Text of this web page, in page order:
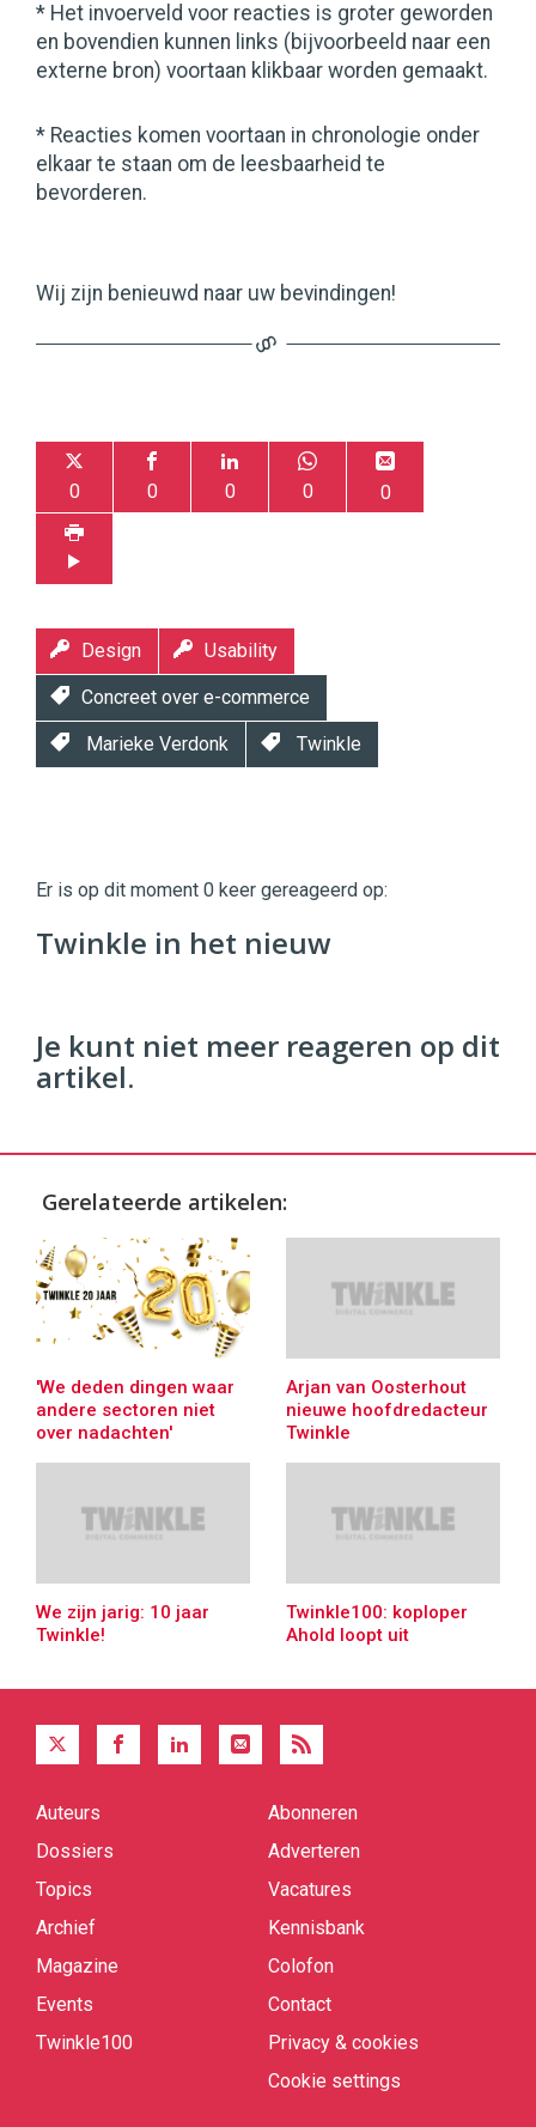
* Het invoerveld voor reacties is groter geworden
en bovendien kunnen links (bijvoorbeeld naar een
externe bron) voortaan klikbaar worden gemaakt.
* Reacties komen voortaan in chronologie onder
elkaar te staan om de leesbaarheid te
bevorderen.
Wij zijn benieuwd naar uw bevindingen!
0 0 0 0 0
Design Usability
Concreet over e-commerce
Marieke Verdonk Twinkle
|
Digital
Commercehttps://twinklemagazine.nl
Er is op dit moment 0 keer gereageerd op:
Twinkle in het nieuw
Je kunt niet meer reageren op dit
artikel.
Gerelateerde artikelen:
'We deden dingen waar
andere sectoren niet
over nadachten'
Arjan van Oosterhout
nieuwe hoofdredacteur
Twinkle
We zijn jarig: 10 jaar
Twinkle!
Twinkle100: koploper
Ahold loopt uit
Quick
Auteurs
Dossiers
Topics
Archief
Magazine
Events
Twinkle100
Abonneren
Adverteren
Vacatures
Kennisbank
Colofon
Contact
Privacy & cookies
Cookie settings